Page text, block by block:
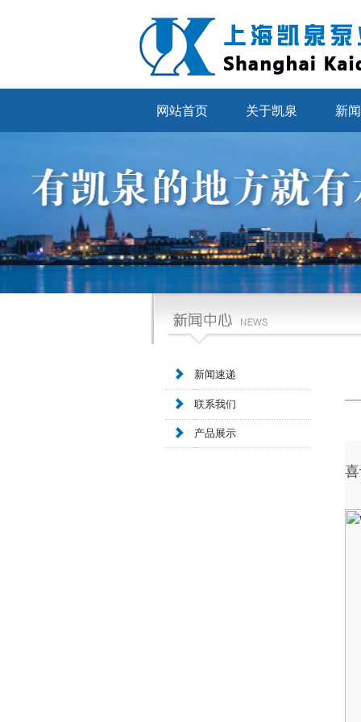
网站首页 关于凯泉 新
新闻速递
联系我们
产品展示